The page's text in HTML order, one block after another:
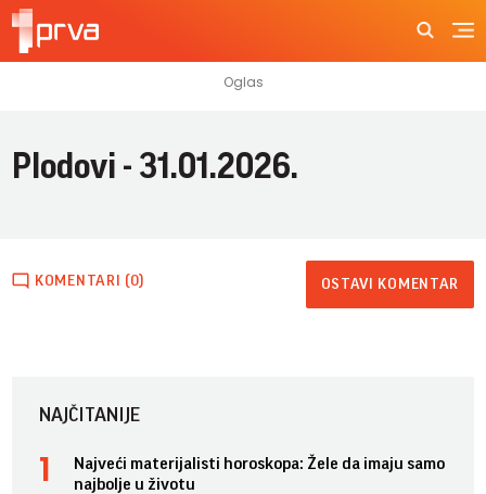
Plodovi - 31.01.2026.
KOMENTARI (0) OSTAVI KOMENTAR
NAJČITANIJE
Najveći materijalisti horoskopa: Žele da imaju samo
najbolje u životu